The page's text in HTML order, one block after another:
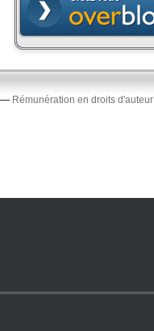
Rémunération en droits d'auteur